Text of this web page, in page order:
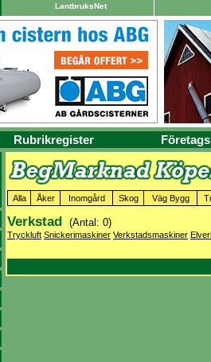
LantbruksNet
Rubrikregister
Alla Åker Inomgård Skog Väg Bygg
Verkstad (Antal: 0)
Tryckluft Snickerimaskiner Verkstadsmaskiner